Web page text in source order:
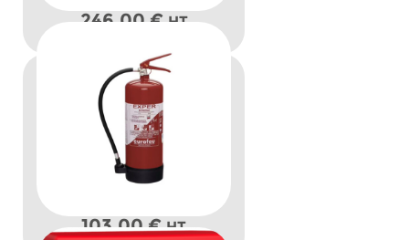
246,00€ HT
103,00€ HT